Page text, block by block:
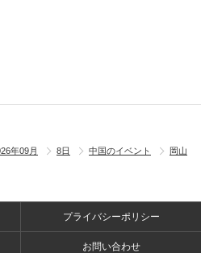
年09月 8日 中国のイベント
岡山
プライバシーポリシー
お問い合わせ